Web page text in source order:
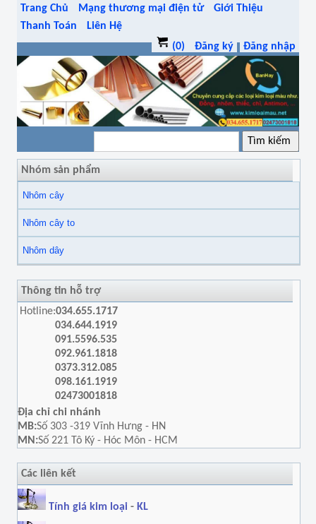
Trang Chủ Mạng thương mại điện tử
Giới Thiệu
Thanh Toán
Liên Hệ
(0)
Đăng ký Đăng nhập
Nhóm sản phẩm
Nhôm cây
Nhôm cây to
Nhôm dây
Thông tin hỗ trợ
Hotline:034.655.1717
034.644.1919
091.5596.535
092.961.1818
0373.312.085
098.161.1919
02473001818
Địa chỉ chi nhánh
MB:Số 303 -319 Vĩnh Hưng - HN
MN:Số 221 Tô Ký - Hóc Môn - HCM
Các liên kết
Tính giá kim loại - KL